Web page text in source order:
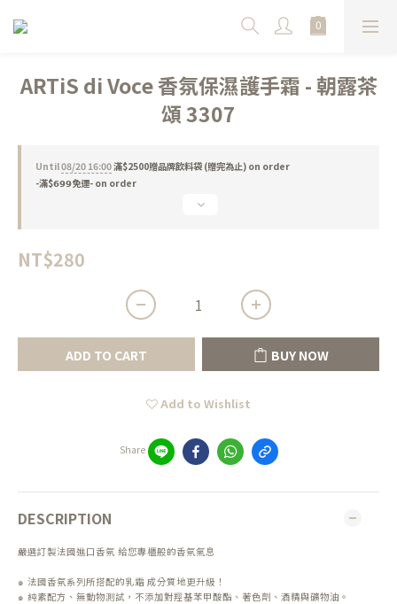
ARTiS di Voce 香氛保濕護手霜 - 朝露茶
頌 3307
Until08/20 16:00滿$2500贈品牌飲料袋 (贈完為止) on order
-滿$𝟲𝟵𝟵免運- on order
NT$280
ADD TO CART BUY NOW
Add to Wishlist
Share
DESCRIPTION
嚴選訂製法國進口香氛 給您專櫃般的香氛氣息
๑ 法國香氛系列所搭配的乳霜 成分質地更升級！
๑ 純素配方、無動物測試，不添加對羥基苯甲酸酯、著色劑、酒精與礦物油。